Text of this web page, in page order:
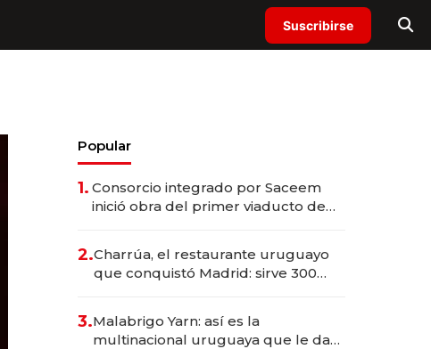
Suscribirse
Popular
1. Consorcio integrado por Saceem
inició obra del primer viaducto de
millones
2.Charrúa, el restaurante uruguayo
que conquistó Madrid: sirve 300
prepara apertura
3.Malabrigo Yarn: así es la
multinacional uruguaya que le da